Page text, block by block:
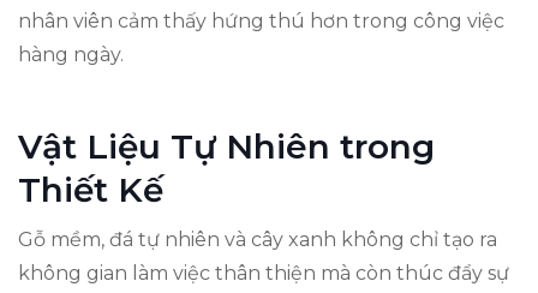
nhân viên cảm thấy hứng thú hơn trong công việc
hàng ngày.
Vật Liệu Tự Nhiên trong
Thiết Kế
Gỗ mềm, đá tự nhiên và cây xanh không chỉ tạo ra
không gian làm việc thân thiện mà còn thúc đẩy sự